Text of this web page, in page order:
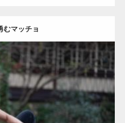
むマッチョ
2022.01.22
kaichanAKIHITO(細マッチョ) 腹筋